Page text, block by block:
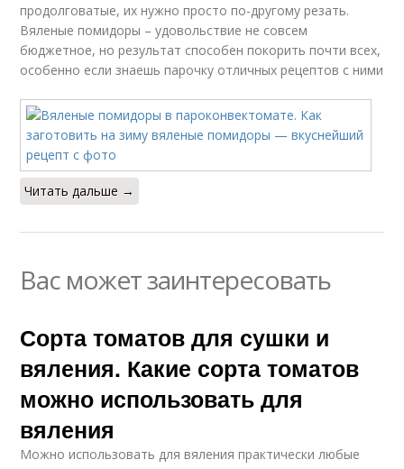
продолговатые, их нужно просто по-другому резать.
Вяленые помидоры – удовольствие не совсем
бюджетное, но результат способен покорить почти всех,
особенно если знаешь парочку отличных рецептов с ними
Читать дальше →
Вас может заинтересовать
Сорта томатов для сушки и
вяления. Какие сорта томатов
можно использовать для
вяления
Можно использовать для вяления практически любые